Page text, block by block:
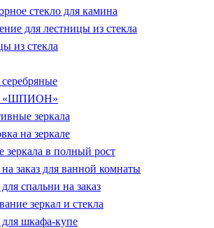
стекло для камина
для лестницы из стекла
из стекла
серебряные
«ШПИОН»
зеркала
на зеркале
зеркала в полный рост
на заказ для ванной комнаты
спальни на заказ
зеркал и стекла
для шкафа-купе